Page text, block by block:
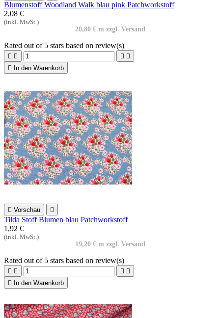
Blumenstoff Woodland Walk blau pink Patchworkstoff
2,08 €
(inkl. MwSt.)
20,80 € m zzgl. Versand
Rated out of 5 stars based on review(s)
   

In den Warenkorb
 Vorschau 
Tilda Stoff Blumen blau Patchworkstoff
1,92 €
(inkl. MwSt.)
19,20 € m zzgl. Versand
Rated out of 5 stars based on review(s)
   

In den Warenkorb